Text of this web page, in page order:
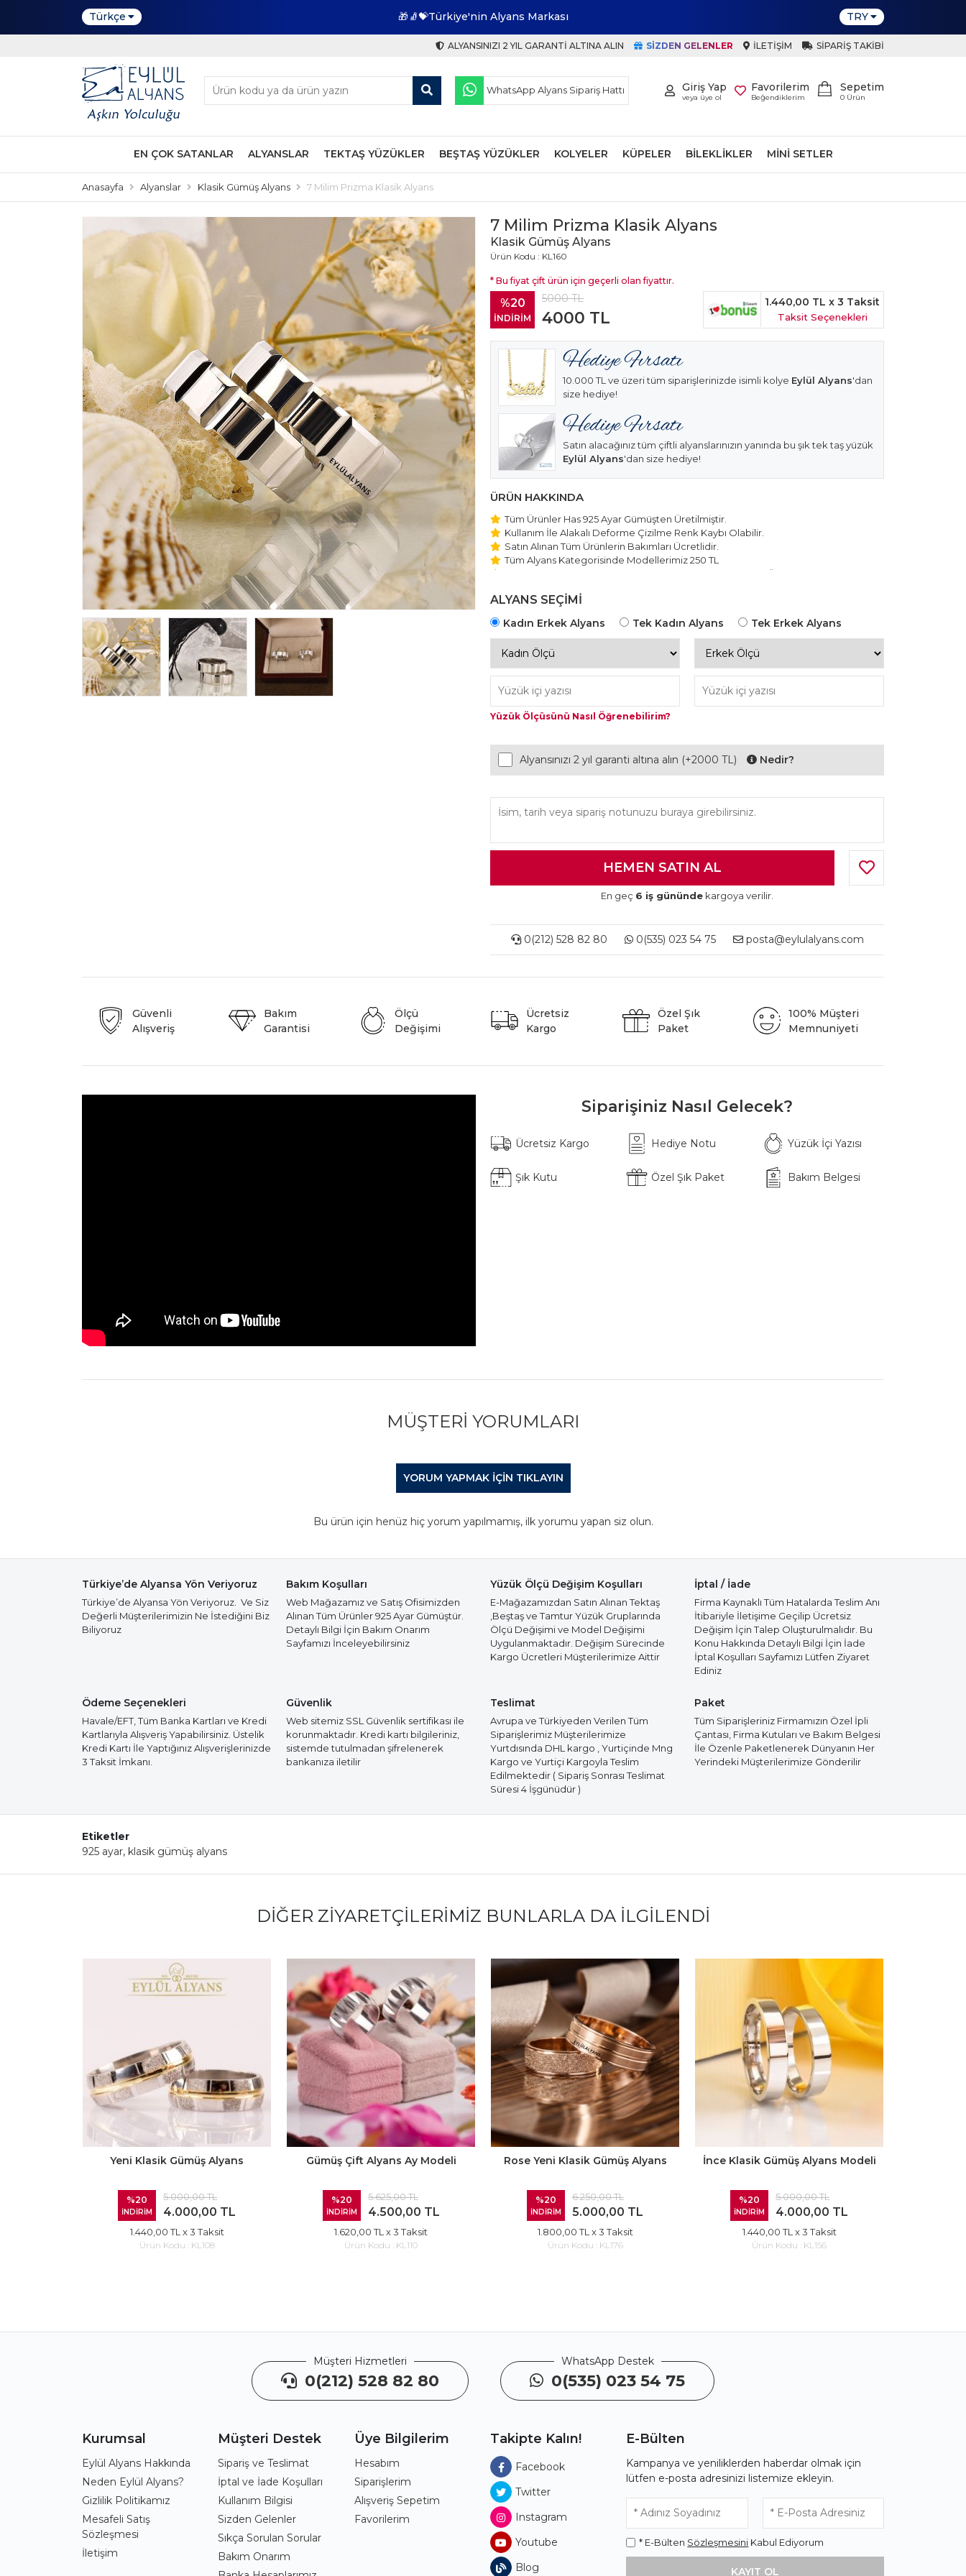
Türkçe 🎁🧦💝Türkiye'nin Alyans Markası TRY
ALYANSINIZI 2 YIL GARANTI ALTINA ALIN SIZDEN GELENLER İLETIŞIM SIPARIŞ TAKIBI
Sepetim
0 Ürün
Favorilerim
Beğendiklerim
Giriş Yap
veya üye ol
WhatsApp Alyans Sipariş Hattı
EN ÇOK SATANLAR ALYANSLAR TEKTAŞ YÜZÜKLER BEŞTAŞ YÜZÜKLER KOLYELER KÜPELER BILEKLIKLER MINI SETLER
Anasayfa Alyanslar Klasik Gümüş Alyans 7 Milim Prizma Klasik Alyans
7 Milim Prizma Klasik Alyans
Klasik Gümüş Alyans
Ürün Kodu : KL160
* Bu fiyat çift ürün için geçerli olan fiyattır.
%20
İNDİRİM
5000TL
4000 TL
1.440,00 TL x 3 Taksit
Taksit Seçenekleri
10.000 TL ve üzeri tüm siparişlerinizde isimli kolye Eylül Alyans'dan
size hediye!
Satın alacağınız tüm çiftli alyanslarınızın yanında bu şık tek taş yüzük
Eylül Alyans'dan size hediye!
ÜRÜN HAKKINDA
Tüm Ürünler Has 925 Ayar Gümüşten Üretilmiştir.
Kullanım İle Alakalı Deforme Çizilme Renk Kaybı Olabilir.
Satın Alınan Tüm Ürünlerin Bakımları Ücretlidir.
Tüm Alyans Kategorisinde Modellerimiz 250 TL
Beştaş Tektaş Kolye ve Bileklik Modellerimiz 150 TL Sabit Ücret ile Hareket
ALYANS SEÇİMİ
Kadın Erkek Alyans Tek Kadın Alyans Tek Erkek Alyans
Yüzük Ölçüsünü Nasıl Öğrenebilirim?
Alyansınızı 2 yıl garanti altına alın (+2000 TL) Nedir?
En geç 6 iş gününde kargoya verilir.
0(212) 528 82 80 0(535) 023 54 75 posta@eylulalyans.com
Güvenli
Alışveriş
Bakım
Garantisi
Ölçü
Değişimi
Ücretsiz
Kargo
Özel Şık
Paket
100% Müşteri
Memnuniyeti
Siparişiniz Nasıl Gelecek?
Ücretsiz Kargo Hediye Notu Yüzük İçi Yazısı
Şık Kutu Özel Şık Paket Bakım Belgesi
MÜŞTERI YORUMLARI
YORUM YAPMAK IÇIN TIKLAYIN
Bu ürün için henüz hiç yorum yapılmamış, ilk yorumu yapan siz olun.
Türkiye’de Alyansa Yön Veriyoruz
Türkiye’de Alyansa Yön Veriyoruz. Ve Siz
Değerli Müşterilerimizin Ne İstediğini Biz
Biliyoruz
Bakım Koşulları
Web Mağazamız ve Satış Ofisimizden
Alınan Tüm Ürünler 925 Ayar Gümüştür.
Detaylı Bilgi İçin Bakım Onarım
Sayfamızı İnceleyebilirsiniz
Yüzük Ölçü Değişim Koşulları
E-Mağazamızdan Satın Alınan Tektaş
,Beştaş ve Tamtur Yüzük Gruplarında
Ölçü Değişimi ve Model Değişimi
Uygulanmaktadır. Değişim Sürecinde
Kargo Ücretleri Müşterilerimize Aittir
İptal / İade
Firma Kaynaklı Tüm Hatalarda Teslim Anı
İtibariyle İletişime Geçilip Ücretsiz
Değişim İçin Talep Oluşturulmalıdır. Bu
Konu Hakkında Detaylı Bilgi İçin İade
İptal Koşulları Sayfamızı Lütfen Ziyaret
Ediniz
Ödeme Seçenekleri
Havale/EFT, Tüm Banka Kartları ve Kredi
Kartlarıyla Alışveriş Yapabilirsiniz. Üstelik
Kredi Kartı İle Yaptığınız Alışverişlerinizde
3 Taksit İmkanı.
Güvenlik
Web sitemiz SSL Güvenlik sertifikası ile
korunmaktadır. Kredi kartı bilgileriniz,
sistemde tutulmadan şifrelenerek
bankanıza iletilir
Teslimat
Avrupa ve Türkiyeden Verilen Tüm
Siparişlerimiz Müşterilerimize
Yurtdısında DHL kargo , Yurtiçinde Mng
Kargo ve Yurtiçi Kargoyla Teslim
Edilmektedir ( Sipariş Sonrası Teslimat
Süresi 4 İşgünüdür )
Paket
Tüm Siparişleriniz Firmamızın Özel İpli
Çantası, Firma Kutuları ve Bakım Belgesi
İle Özenle Paketlenerek Dünyanın Her
Yerindeki Müşterilerimize Gönderilir
Etiketler
925 ayar, klasik gümüş alyans
DIĞER ZIYARETÇILERIMIZ BUNLARLA DA İLGILENDI
Yeni Klasik Gümüş Alyans
%20
İNDİRİM
5.000,00 TL
4.000,00 TL
1.440,00 TL x 3 Taksit
Ürün Kodu : KL108
Gümüş Çift Alyans Ay Modeli
%20
İNDİRİM
5.625,00 TL
4.500,00 TL
1.620,00 TL x 3 Taksit
Ürün Kodu : KL110
Rose Yeni Klasik Gümüş Alyans
%20
İNDİRİM
6.250,00 TL
5.000,00 TL
1.800,00 TL x 3 Taksit
Ürün Kodu : KL176
İnce Klasik Gümüş Alyans Modeli
%20
İNDİRİM
5.000,00 TL
4.000,00 TL
1.440,00 TL x 3 Taksit
Ürün Kodu : KL156
Müşteri Hizmetleri
0(212) 528 82 80
WhatsApp Destek
0(535) 023 54 75
Kurumsal
Eylül Alyans Hakkında
Neden Eylül Alyans?
Gizlilik Politikamız
Mesafeli Satış
Sözleşmesi
İletişim
Müşteri Destek
Sipariş ve Teslimat
İptal ve İade Koşulları
Kullanım Bilgisi
Sizden Gelenler
Sıkça Sorulan Sorular
Bakım Onarım
Üye Bilgilerim
Hesabım
Siparişlerim
Alışveriş Sepetim
Favorilerim
Takipte Kalın!
Facebook
Twitter
Instagram
Youtube
Blog
E-Bülten
Kampanya ve yeniliklerden haberdar olmak için
lütfen e-posta adresinizi listemize ekleyin.
* E-Bülten Sözleşmesini Kabul Ediyorum